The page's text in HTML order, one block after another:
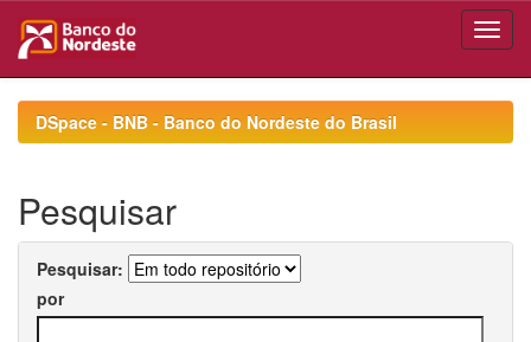
navigationDSpace - BNB - Banco do Nordeste do Brasil
Pesquisar
Pesquisar:
por